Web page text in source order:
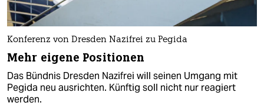
Konferenz von Dresden Nazifrei zu Pegida
Mehr eigene Positionen
Das Bündnis Dresden Nazifrei will seinen Umgang mit
Pegida neu ausrichten. Künftig soll nicht nur reagiert
werden.